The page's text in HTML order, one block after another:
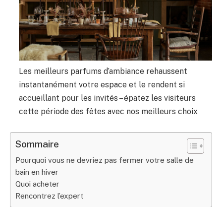
Les meilleurs parfums d’ambiance rehaussent
instantanément votre espace et le rendent si
accueillant pour les invités – épatez les visiteurs
cette période des fêtes avec nos meilleurs choix
Sommaire
Pourquoi vous ne devriez pas fermer votre salle de
bain en hiver
Quoi acheter
Rencontrez l’expert